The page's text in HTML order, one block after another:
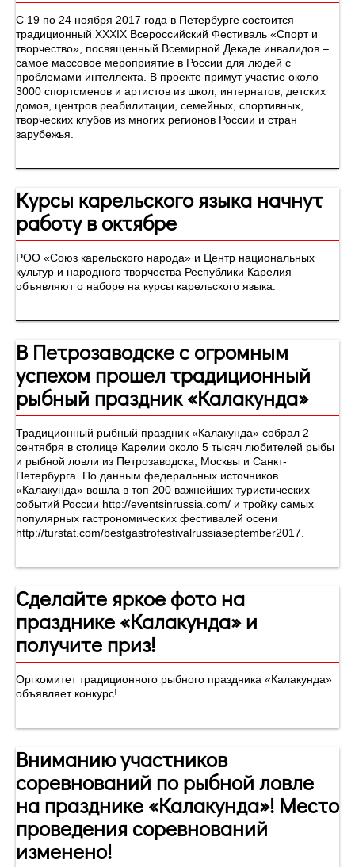
С 19 по 24 ноября 2017 года в Петербурге состоится
традиционный XXXIX Всероссийский Фестиваль «Спорт и
творчество», посвященный Всемирной Декаде инвалидов –
самое массовое мероприятие в России для людей с
проблемами интеллекта. В проекте примут участие около
3000 спортсменов и артистов из школ, интернатов, детских
домов, центров реабилитации, семейных, спортивных,
творческих клубов из многих регионов России и стран
зарубежья.
Курсы карельского языка начнут
работу в октябре
РОО «Союз карельского народа» и Центр национальных
культур и народного творчества Республики Карелия
объявляют о наборе на курсы карельского языка.
В Петрозаводске с огромным
успехом прошел традиционный
рыбный праздник «Калакунда»
Традиционный рыбный праздник «Калакунда» собрал 2
сентября в столице Карелии около 5 тысяч любителей рыбы
и рыбной ловли из Петрозаводска, Москвы и Санкт-
Петербурга. По данным федеральных источников
«Калакунда» вошла в топ 200 важнейших туристических
событий России http://eventsinrussia.com/ и тройку самых
популярных гастрономических фестивалей осени
http://turstat.com/bestgastrofestivalrussiaseptember2017.
Сделайте яркое фото на
празднике «Калакунда» и
получите приз!
Оргкомитет традиционного рыбного праздника «Калакунда»
объявляет конкурс!
Вниманию участников
соревнований по рыбной ловле
на празднике «Калакунда»! Место
проведения соревнований
изменено!